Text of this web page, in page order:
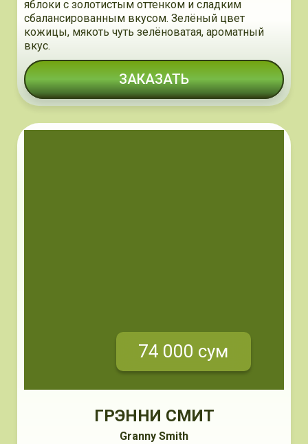
яблоки с золотистым оттенком и сладким
сбалансированным вкусом. Зелёный цвет
кожицы, мякоть чуть зелёноватая, ароматный
вкус.
ЗАКАЗАТЬ
74 000 сум
ГРЭННИ СМИТ
Granny Smith